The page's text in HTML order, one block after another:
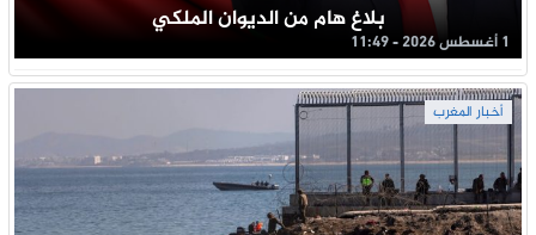
بلاغ هام من الديوان الملكي
1 أغسطس 2026 - 11:49
أخبار المغرب